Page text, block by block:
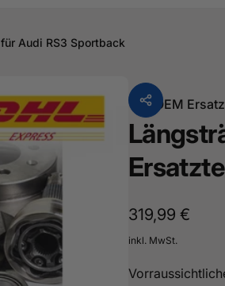
Audi RS3 Sportback
VonOEM
Normaler
Preis
319,99 €
inkl. MwSt.